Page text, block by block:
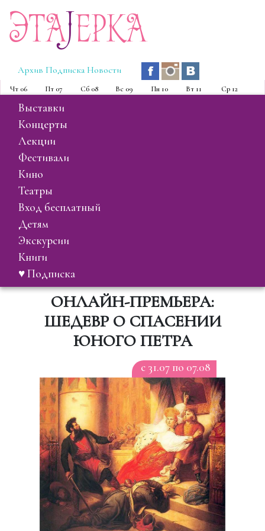
ЭтаJерка
Архив Подписка Новости
Чт 06 Пт 07 Сб 08 Вс 09 Пн 10 Вт 11 Ср 12
выставки
концерты
лекции
фестивали
кино
театры
вход бесплатный
детям
экскурсии
книги
♥ Подписка
ОНЛАЙН-ПРЕМЬЕРА:
ШЕДЕВР О СПАСЕНИИ
ЮНОГО ПЕТРА
c 31.07 по 07.08